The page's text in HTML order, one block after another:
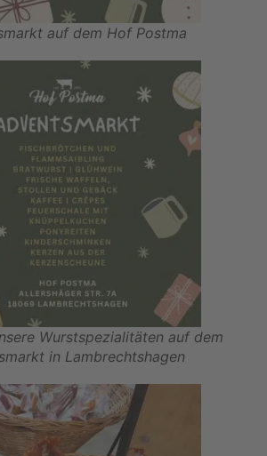
auf dem Hof Postma
Wurstspezialitäten auf dem
in Lambrechtshagen